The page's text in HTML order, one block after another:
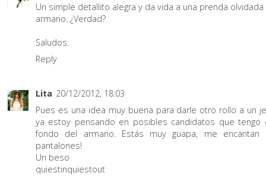
Un simple detallito alegra y da vida a una prenda
armario. ¿Verdad?
Saludos.
Reply
Lita 20/12/2012, 18:03
Pues es una idea muy buena para darle otro rollo a un
ya estoy pensando en posibles candidatos que tengo
fondo del armario. Estás muy guapa, me encantan
pantalones!
Un beso
quiestinquiestout